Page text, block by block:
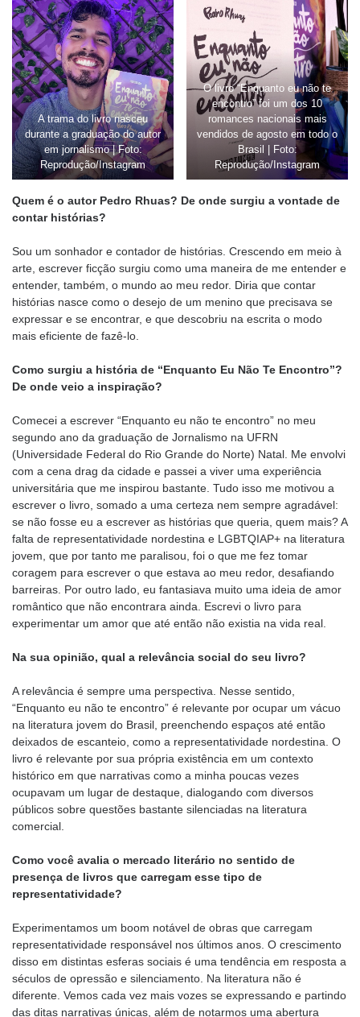
A trama do livro nasceu
durante a graduação do autor
em jornalismo | Foto:
Reprodução/Instagram
O livro “Enquanto eu não te
encontro” foi um dos 10
romances nacionais mais
vendidos de agosto em todo o
Brasil | Foto:
Reprodução/Instagram
Quem é o autor Pedro Rhuas? De onde surgiu a vontade de
contar histórias?
Sou um sonhador e contador de histórias. Crescendo em meio à
arte, escrever ficção surgiu como uma maneira de me entender e
entender, também, o mundo ao meu redor. Diria que contar
histórias nasce como o desejo de um menino que precisava se
expressar e se encontrar, e que descobriu na escrita o modo
mais eficiente de fazê-lo.
Como surgiu a história de “Enquanto Eu Não Te Encontro”?
De onde veio a inspiração?
Comecei a escrever “Enquanto eu não te encontro” no meu
segundo ano da graduação de Jornalismo na UFRN
(Universidade Federal do Rio Grande do Norte) Natal. Me envolvi
com a cena drag da cidade e passei a viver uma experiência
universitária que me inspirou bastante. Tudo isso me motivou a
escrever o livro, somado a uma certeza nem sempre agradável:
se não fosse eu a escrever as histórias que queria, quem mais? A
falta de representatividade nordestina e LGBTQIAP+ na literatura
jovem, que por tanto me paralisou, foi o que me fez tomar
coragem para escrever o que estava ao meu redor, desafiando
barreiras. Por outro lado, eu fantasiava muito uma ideia de amor
romântico que não encontrara ainda. Escrevi o livro para
experimentar um amor que até então não existia na vida real.
Na sua opinião, qual a relevância social do seu livro?
A relevância é sempre uma perspectiva. Nesse sentido,
“Enquanto eu não te encontro” é relevante por ocupar um vácuo
na literatura jovem do Brasil, preenchendo espaços até então
deixados de escanteio, como a representatividade nordestina. O
livro é relevante por sua própria existência em um contexto
histórico em que narrativas como a minha poucas vezes
ocupavam um lugar de destaque, dialogando com diversos
públicos sobre questões bastante silenciadas na literatura
comercial.
Como você avalia o mercado literário no sentido de
presença de livros que carregam esse tipo de
representatividade?
Experimentamos um boom notável de obras que carregam
representatividade responsável nos últimos anos. O crescimento
disso em distintas esferas sociais é uma tendência em resposta a
séculos de opressão e silenciamento. Na literatura não é
diferente. Vemos cada vez mais vozes se expressando e partindo
das ditas narrativas únicas, além de notarmos uma abertura